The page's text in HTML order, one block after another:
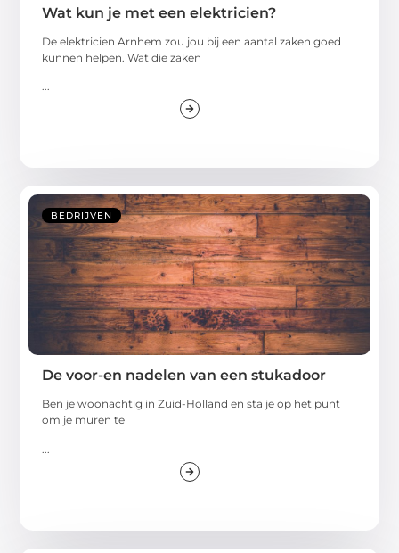
Wat kun je met een elektricien?
De elektricien Arnhem zou jou bij een aantal zaken goed
kunnen helpen. Wat die zaken
...
BEDRIJVEN
De voor-en nadelen van een stukadoor
Ben je woonachtig in Zuid-Holland en sta je op het punt
om je muren te